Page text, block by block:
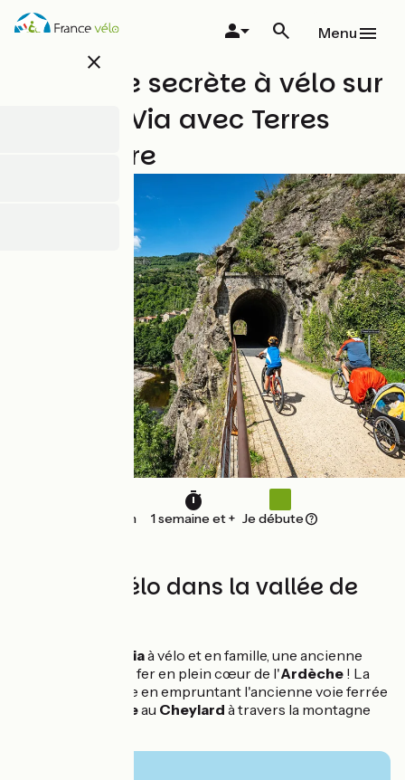
Overslaan
en
close
Menu
L'Ardèche secrète à vélo sur
la Dolce Via avec Terres
d'Aventure
120 km 1 semaine et + Je débute
7 jours à vélo dans la vallée de
Dolce Viaà vélo et en famille, une ancienne
voie de chemin de fer en plein cœur de l'Ardèche ! La
randonnée débute en empruntant l'ancienne voie ferrée
Lamastreau Cheylard à travers la montagne